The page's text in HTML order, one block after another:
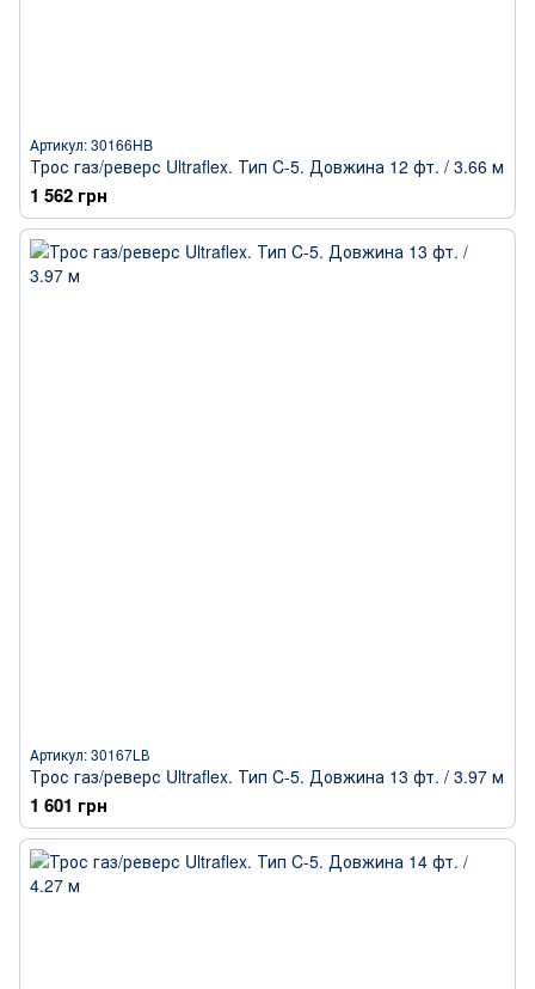
Артикул: 30166HB
Трос газ/реверс Ultraflex. Тип C-5. Довжина 12 фт. / 3.66 м
1 562 грн
Артикул: 30167LВ
Трос газ/реверс Ultraflex. Тип C-5. Довжина 13 фт. / 3.97 м
1 601 грн